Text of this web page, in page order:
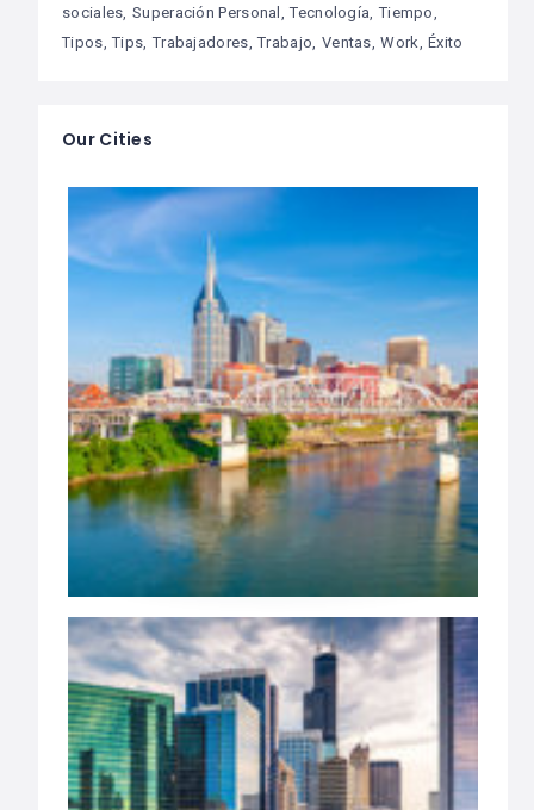
sociales Superación Personal Tecnología Tiempo
Tipos Tips Trabajadores Trabajo Ventas Work Éxito
Our Cities